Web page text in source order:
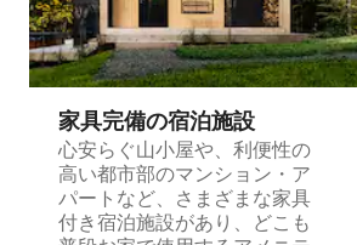
家具完備の宿⁠泊⁠施⁠設
心安らぐ山小屋や、利便性の
高い都市部のマンション・ア
パートなど、さまざまな家具
付き宿泊施設があり、どこも